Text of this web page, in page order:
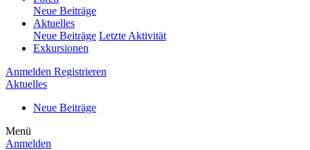
Neue Beiträge
Aktuelles
Neue Beiträge Letzte Aktivität
Exkursionen
Anmelden Registrieren
Aktuelles
Neue Beiträge
Menü
Anmelden